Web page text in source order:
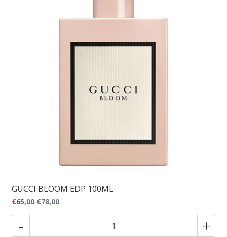
GUCCI BLOOM EDP 100ML
€65,00 €78,00
- +